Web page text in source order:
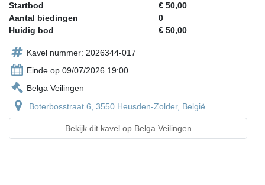
Startbod
€ 50,00
Aantal biedingen
0
Huidig bod
€ 50,00
Kavel nummer: 2026344-017
Einde op 09/07/2026 19:00
Belga Veilingen
Boterbosstraat 6, 3550 Heusden-Zolder, België
Bekijk dit kavel op Belga Veilingen